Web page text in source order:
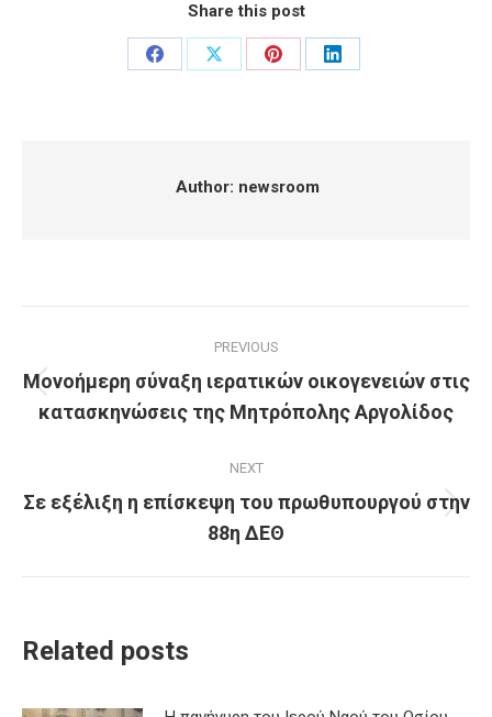
Share this post
Share
Share
Share
Share
Author: newsroom
navigation
PREVIOUS
Previous
post:
Μονοήμερη σύναξη ιερατικών οικογενειών στις
κατασκηνώσεις της Μητρόπολης Αργολίδος
NEXT
Next
post:
Σε εξέλιξη η επίσκεψη του πρωθυπουργού στην
88η ΔΕΘ
Related posts